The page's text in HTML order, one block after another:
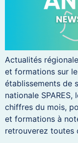
Actualités
et formations sur
établissements de
nationale
chiffres du mois,
et formations à
retrouverez toutes